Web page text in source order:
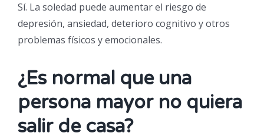
Sí. La soledad puede aumentar el riesgo de
depresión, ansiedad, deterioro cognitivo y otros
problemas físicos y emocionales.
¿Es normal que una
persona mayor no quiera
salir de casa?